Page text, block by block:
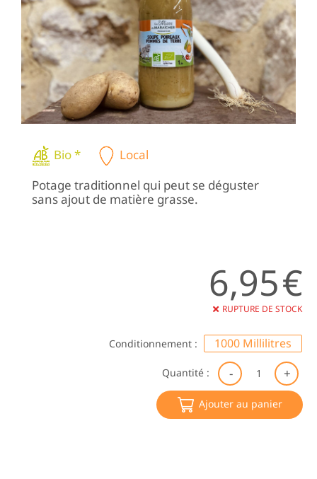
Bio *
Local
Potage traditionnel qui peut se déguster
sans ajout de matière grasse.
6,95€
RUPTURE DE STOCK
Conditionnement : 1000 Millilitres
Quantité :
Ajouter au panier